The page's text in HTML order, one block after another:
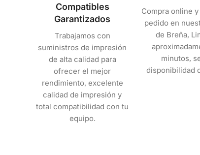
Compatibles
Garantizados
Trabajamos con
suministros de impresión
de alta calidad para
ofrecer el mejor
rendimiento, excelente
calidad de impresión y
total compatibilidad con tu
equipo.
Compra online
pedido en
de Breña,
minutos,
disponibilidad